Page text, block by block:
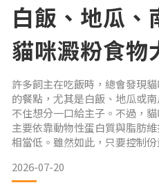
白飯、地瓜、
貓咪澱粉食物
可能和你想的
許多飼主在吃飯時，總會發現
的餐點，尤其是白飯、地瓜或
不住想分一口給主子。不過，
主要依靠動物性蛋白質與脂肪
相當低。雖然如此，只要控制
哪一種最適合貓咪？我們將為您
價值、優缺點，以及安全餵食原
2026-07-20